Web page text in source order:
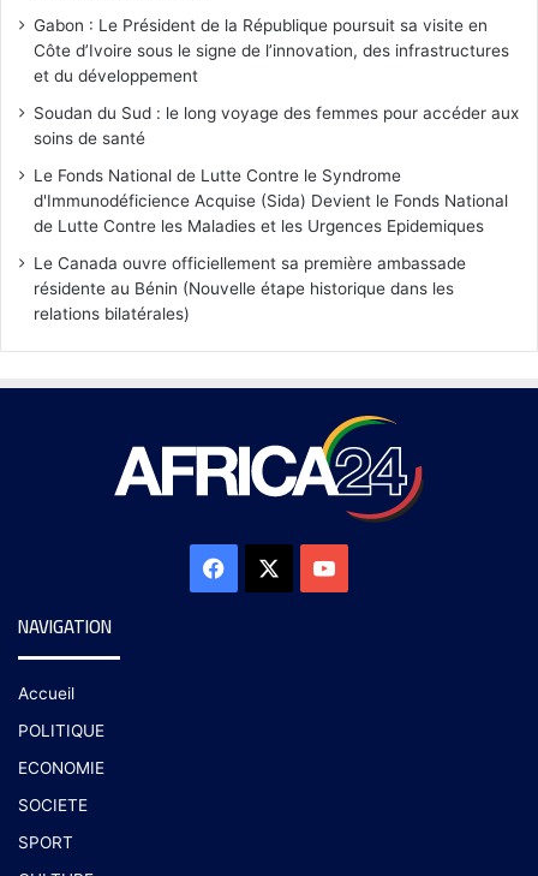
Gabon : Le Président de la République poursuit sa visite en
Côte d’Ivoire sous le signe de l’innovation, des infrastructures
et du développement
Soudan du Sud : le long voyage des femmes pour accéder aux
soins de santé
Le Fonds National de Lutte Contre le Syndrome
d'Immunodéficience Acquise (Sida) Devient le Fonds National
de Lutte Contre les Maladies et les Urgences Epidemiques
Le Canada ouvre officiellement sa première ambassade
résidente au Bénin (Nouvelle étape historique dans les
relations bilatérales)
NAVIGATION
Accueil
POLITIQUE
ECONOMIE
SOCIETE
SPORT